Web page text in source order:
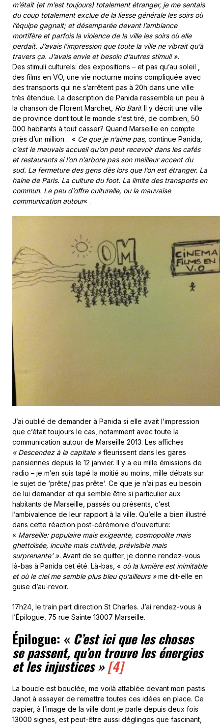
m’était (et m’est toujours) totalement étranger, je me sentais
du coup totalement exclue de la liesse générale les soirs où
l’équipe gagnait; et désemparée devant l’ambiance
mortifère et parfois la violence de la ville les soirs où elle
perdait. J’avais l’impression que toute la ville ne vibrait qu’à
travers ça. J’avais envie et besoin d’autres stimuli ».
Des stimuli culturels: des expositions – et pas qu’au soleil ,
des films en VO, une vie nocturne moins compliquée avec
des transports qui ne s’arrêtent pas à 20h dans une ville
très étendue. La description de Panida ressemble un peu à
la chanson de Florent Marchet, Rio Baril. Il y décrit une ville
de province dont tout le monde s’est tiré, de combien, 50
000 habitants à tout casser? Quand Marseille en compte
près d’un million… « Ce que je n’aime pas, continue Panida,
c’est le mauvais accueil qu’on peut recevoir dans les cafés
et restaurants si l’on n’arbore pas son meilleur accent du
sud. La fermeture des gens dès lors que l’on est étranger. La
haine de Paris. La culture du foot. La limite des transports en
commun. Le peu d’offre culturelle, ou la mauvaise
communication autour« .
J’ai oublié de demander à Panida si elle avait l’impression
que c’était toujours le cas, notamment avec toute la
communication autour de Marseille 2013. Les affiches
« Descendez à la capitale »fleurissent dans les gares
parisiennes depuis le 12 janvier. Il y a eu mille émissions de
radio – je m’en suis tapé la moitié au moins, mille débats sur
le sujet de ‘prête/ pas prête’. Ce que je n’ai pas eu besoin
de lui demander et qui semble être si particulier aux
habitants de Marseille, passés ou présents, c’est
l’ambivalence de leur rapport à la ville. Qu’elle a bien illustré
dans cette réaction post-cérémonie d’ouverture:
« Marseille: populaire mais exigeante, cosmopolite mais
ghettoïsée, inculte mais cultivée, prévisible mais
surprenante' ». Avant de se quitter, je donne rendez-vous
là-bas à Panida cet été. Là-bas, « où la lumière est inimitable
et où le ciel me semble plus bleu qu’ailleurs »me dit-elle en
guise d’au-revoir.
17h24, le train part direction St Charles. J’ai rendez-vous à
l’Épilogue, 75 rue Sainte 13007 Marseille.
Épilogue: « C’est ici que les choses
se passent, qu’on trouve les énergies
et les injustices »[4]
La boucle est bouclée, me voilà attablée devant mon pastis
Janot à essayer de remettre toutes ces idées en place. Ce
papier, à l’image de la ville dont je parle depuis deux fois
13000 signes, est peut-être aussi déglingos que fascinant,